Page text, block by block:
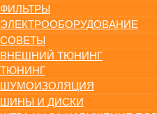
ФИЛЬТРЫ
ЭЛЕКТРООБОРУДОВАНИЕ
СОВЕТЫ
ВНЕШНИЙ ТЮНИНГ
ТЮНИНГ
ШУМОИЗОЛЯЦИЯ
ШИНЫ И ДИСКИ